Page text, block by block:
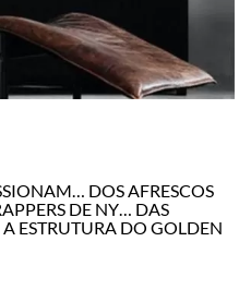
DOS AFRESCOS
DE NY… DAS
ESTRUTURA DO GOLDEN